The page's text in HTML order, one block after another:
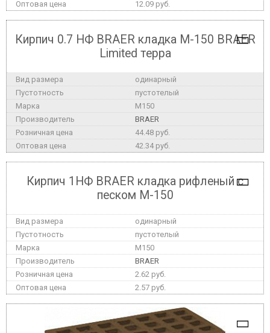
12.09 руб.
Кирпич 0.7 НФ BRAER кладка М-150 BRAER
Limited терра
одинарный
пустотелый
M150
BRAER
44.48 руб.
42.34 руб.
Кирпич 1НФ BRAER кладка рифленый с
песком М-150
одинарный
пустотелый
M150
BRAER
2.62 руб.
2.57 руб.